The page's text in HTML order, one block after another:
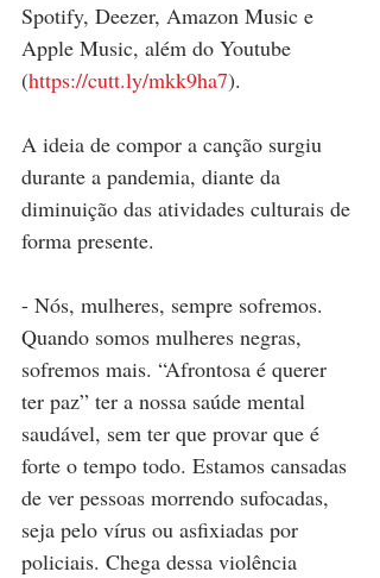
Spotify, Deezer, Amazon Music e
Apple Music, além do Youtube
(https://cutt.ly/mkk9ha7).
A ideia de compor a canção surgiu
durante a pandemia, diante da
diminuição das atividades culturais de
forma presente.
- Nós, mulheres, sempre sofremos.
Quando somos mulheres negras,
sofremos mais. “Afrontosa é querer
ter paz” ter a nossa saúde mental
saudável, sem ter que provar que é
forte o tempo todo. Estamos cansadas
de ver pessoas morrendo sufocadas,
seja pelo vírus ou asfixiadas por
policiais. Chega dessa violência